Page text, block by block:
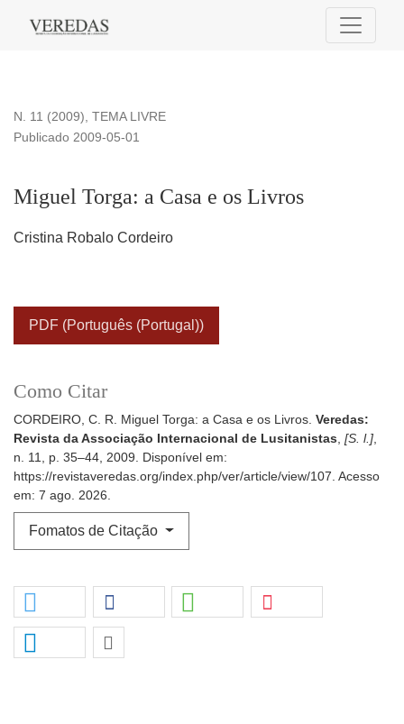
N. 11 (2009), TEMA LIVRE
Miguel Torga: a Casa e os Livros
Publicado 2009-05-01
Cristina Robalo Cordeiro
PDF (Português (Portugal))
Como Citar
CORDEIRO, C. R. Miguel Torga: a Casa e os Livros. Veredas:
Revista da Associação Internacional de Lusitanistas, [S. l.],
n. 11, p. 35–44, 2009. Disponível em:
https://revistaveredas.org/index.php/ver/article/view/107. Acesso
em: 7 ago. 2026.
Fomatos de Citação